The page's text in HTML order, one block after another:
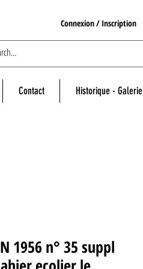
Connexion / Inscription
Contact Historique - Galerie
1956 n° 35 suppl